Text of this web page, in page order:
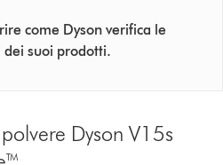
come Dyson verifica le
dei suoi prodotti.
Dyson V15s